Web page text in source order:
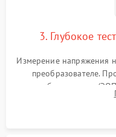
3. Глубокое
Измерение напряжения
преобразователе.
преобразователя
шумов и засветок.